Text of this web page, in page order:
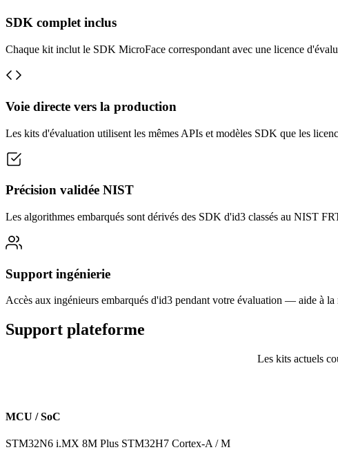
SDK complet inclus
Chaque kit inclut le SDK MicroFace correspondant avec une licence
Voie directe vers la production
Les kits d'évaluation utilisent les mêmes APIs et modèles SDK que les
Précision validée NIST
Les algorithmes embarqués sont dérivés des SDK d'id3 classés au NIST
Support ingénierie
Accès aux ingénieurs embarqués d'id3 pendant votre évaluation — aide à
Support plateforme
Les kits actuels
MCU / SoC
STM32N6 i.MX 8M Plus STM32H7 Cortex-A / M